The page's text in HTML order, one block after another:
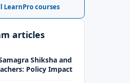
LearnPro courses
articles
Shiksha and
Policy Impact